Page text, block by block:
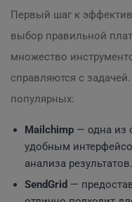
Первый шаг к
выбор правильной
множество
справляются с
популярных:
Mailchimp — одна из
удобным
анализа результатов.
SendGrid —